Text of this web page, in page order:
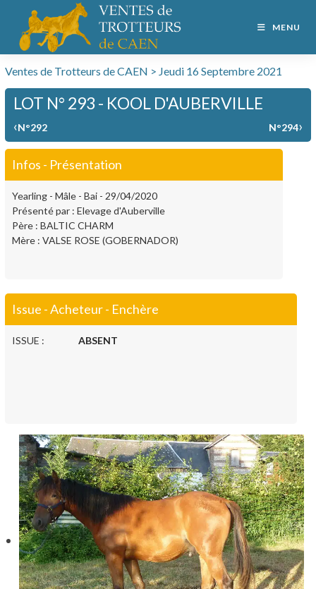
MENU
Ventes de Trotteurs de CAEN > Jeudi 16 Septembre 2021
LOT N° 293 - KOOL D'AUBERVILLE
‹N°292 N°294›
Infos - Présentation
Yearling - Mâle - Bai - 29/04/2020
Présenté par : Elevage d'Auberville
Père : BALTIC CHARM
Mère : VALSE ROSE (GOBERNADOR)
Issue - Acheteur - Enchère
ISSUE : ABSENT